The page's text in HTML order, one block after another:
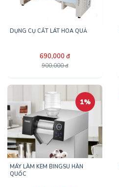
DỤNG CỤ CẮT LÁT HOA QUẢ
690,000 đ
900,000 đ
1%
MÁY LÀM KEM BINGSU HÀN
QUỐC